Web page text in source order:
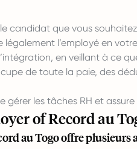
candidat que vous
légalement l’employé en
en veillant à ce
de toute la paie, des
gérer les tâches RH et
of Record au
au Togo offre plusieurs